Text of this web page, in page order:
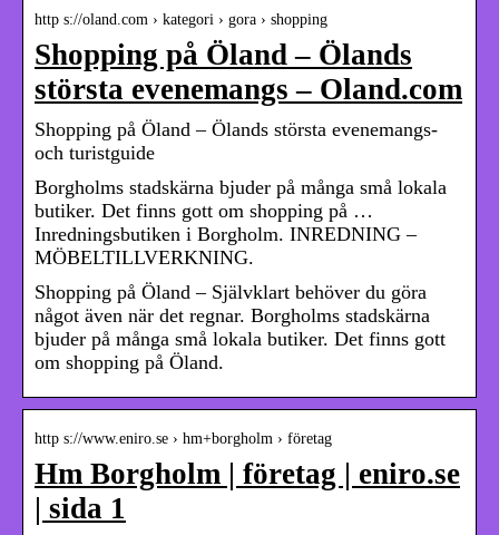
http s://oland.com › kategori › gora › shopping
Shopping på Öland – Ölands
största evenemangs – Oland.com
Shopping på Öland – Ölands största evenemangs-
och turistguide
Borgholms stadskärna bjuder på många små lokala
butiker. Det finns gott om shopping på …
Inredningsbutiken i Borgholm. INREDNING –
MÖBELTILLVERKNING.
Shopping på Öland – Självklart behöver du göra
något även när det regnar. Borgholms stadskärna
bjuder på många små lokala butiker. Det finns gott
om shopping på Öland.
http s://www.eniro.se › hm+borgholm › företag
Hm Borgholm | företag | eniro.se
| sida 1